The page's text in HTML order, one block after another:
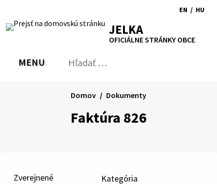
obsah
RSS MapaTlačiť
Zvýšiť
kontrast
písmapísma
EN
to
/ HU
JELKA
OFICIÁLNE STRÁNKY OBCE
PREPNÚŤ
MENU Hľadať:
Faktúra 826
Domov Dokumenty
Zverejnené Kategória